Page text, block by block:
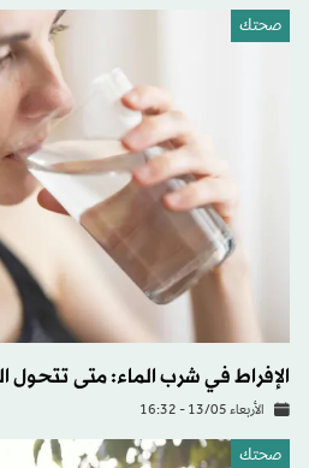
صحتك
الإفراط في شرب الماء: متى تتحول
الأربعاء 13/05 - 16:32
صحتك